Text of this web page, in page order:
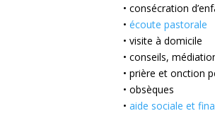
• consécration
•écoute pastorale
• visite à domicile
• conseils,
• prière et onction
• obsèques
•aide sociale et